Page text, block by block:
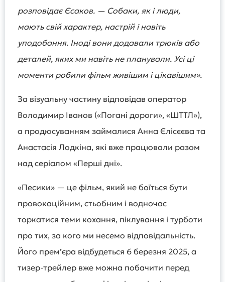
розповідає Єсаков. — Собаки, як і люди,
мають свій характер, настрій і навіть
уподобання. Іноді вони додавали трюків або
деталей, яких ми навіть не планували. Усі ці
моменти робили фільм живішим і цікавішим».
За візуальну частину відповідав оператор
Володимир Іванов («Погані дороги», «ШТТЛ»),
а продюсуванням займалися Анна Єлісєєва та
Анастасія Лодкіна, які вже працювали разом
над серіалом «Перші дні».
«Песики» — це фільм, який не боїться бути
провокаційним, стьобним і водночас
торкатися теми кохання, піклування і турботи
про тих, за кого ми несемо відповідальність.
Його прем’єра відбудеться 6 березня 2025, а
тизер-трейлер вже можна побачити перед